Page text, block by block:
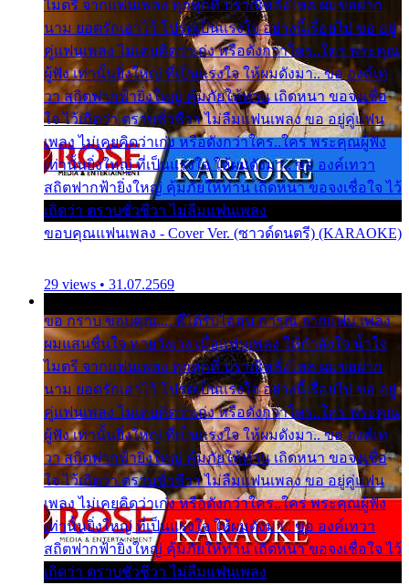
ไมตรี จากแฟนเพลง ทุกทุกที่ ปราณีหลั่งไหล ผมขอฝาก
นาม ยอดรักเอาไว้ โปรดเป็นแรงใจ อย่างนี้เรื่อยไป ขอ อยู่
คู่แฟนเพลง ไม่เคยคิดว่าเก่ง หรือดังกว่าใคร..ใคร พระคุณ
ผู้ฟัง เท่านั้นยิ่งใหญ่ ที่เป็นแรงใจ ให้ผมดังมา.. ขอ องค์เท
วา สถิตฟากฟ้ายิ่งใหญ่ คุ้มภัยให้ท่าน เถิดหนา ขอจงเชื่อ
ใจ ไว้เถิดว่า ตราบชั่วชีวา ไม่ลืมแฟนเพลง ขอ อยู่คู่แฟน
เพลง ไม่เคยคิดว่าเก่ง หรือดังกว่าใคร..ใคร พระคุณผู้ฟัง
เท่านั้นยิ่งใหญ่ ที่เป็นแรงใจ ให้ผมดังมา.. ขอ องค์เทวา
สถิตฟากฟ้ายิ่งใหญ่ คุ้มภัยให้ท่าน เถิดหนา ขอจงเชื่อใจ ไว้
เถิดว่า ตราบชั่วชีวา ไม่ลืมแฟนเพลง
ขอบคุณแฟนเพลง - Cover Ver. (ซาวด์ดนตรี) (KARAOKE)
29 views • 31.07.2569
ขอ กราบ ขอบคุณ.... ที่ได้รับไออุ่น การุณ จากแฟน เพลง
ผมแสนชื่นใจ หายวังเวง เมื่อแฟนเพลง ให้กำลังใจ น้ำใจ
ไมตรี จากแฟนเพลง ทุกทุกที่ ปราณีหลั่งไหล ผมขอฝาก
นาม ยอดรักเอาไว้ โปรดเป็นแรงใจ อย่างนี้เรื่อยไป ขอ อยู่
คู่แฟนเพลง ไม่เคยคิดว่าเก่ง หรือดังกว่าใคร..ใคร พระคุณ
ผู้ฟัง เท่านั้นยิ่งใหญ่ ที่เป็นแรงใจ ให้ผมดังมา.. ขอ องค์เท
วา สถิตฟากฟ้ายิ่งใหญ่ คุ้มภัยให้ท่าน เถิดหนา ขอจงเชื่อ
ใจ ไว้เถิดว่า ตราบชั่วชีวา ไม่ลืมแฟนเพลง ขอ อยู่คู่แฟน
เพลง ไม่เคยคิดว่าเก่ง หรือดังกว่าใคร..ใคร พระคุณผู้ฟัง
เท่านั้นยิ่งใหญ่ ที่เป็นแรงใจ ให้ผมดังมา.. ขอ องค์เทวา
สถิตฟากฟ้ายิ่งใหญ่ คุ้มภัยให้ท่าน เถิดหนา ขอจงเชื่อใจ ไว้
เถิดว่า ตราบชั่วชีวา ไม่ลืมแฟนเพลง